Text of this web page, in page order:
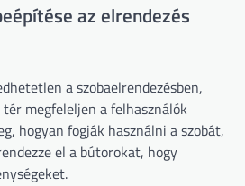
az elrendezés
a szobaelrendezésben,
megfeleljen a felhasználók
hogyan fogják használni a szobát,
el a bútorokat, hogy